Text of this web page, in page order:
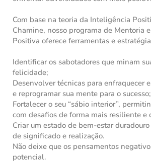
Com base na teoria da Inteligência
Chamine, nosso programa de Mentoria
Positiva oferece ferramentas e
Identificar os sabotadores que minam
felicidade;
Desenvolver técnicas para enfraquecer
e reprogramar sua mente para o sucesso;
Fortalecer o seu “sábio interior”,
com desafios de forma mais resiliente e
Criar um estado de bem-estar
de significado e realização.
Não deixe que os pensamentos
potencial.